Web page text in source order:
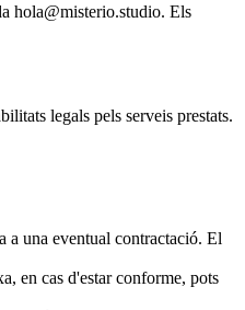
hola@misterio.studio. Els
legals pels serveis prestats.
a una eventual contractació. El
en cas d'estar conforme, pots